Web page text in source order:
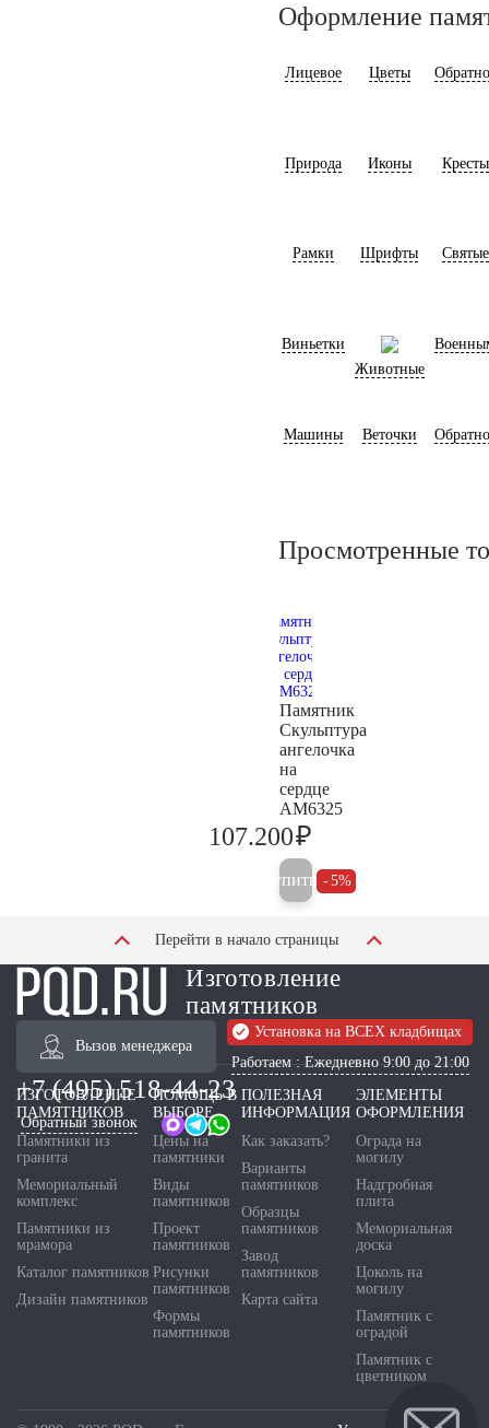
Оформление
Лицевое Цветы
Природа Иконы Кресты
Рамки Шрифты Святые
Виньетки
Животные
Машины Веточки
Просмотренные
Памятник
Скульптура
ангелочка
на
сердце
AM6325
107.200₽
Купить 5%
Перейти в начало страницы
Изготовление
памятников
Вызов менеджера
Установка на ВСЕХ кладбищах
Работаем : Ежедневно 9:00 до 21:00
+7 (495) 518-44-23
Обратный звонок
ИЗГОТОВЛЕНИЕ
ПАМЯТНИКОВ
Памятники из
гранита
Мемориальный
комплекс
Памятники из
мрамора
Каталог памятников
Дизайн памятников
ПОМОЩЬ В
ВЫБОРЕ
Цены на
памятники
Виды
памятников
Проект
памятников
Рисунки
памятников
Формы
памятников
ПОЛЕЗНАЯ
ИНФОРМАЦИЯ
Как заказать?
Варианты
памятников
Образцы
памятников
Завод
памятников
Карта сайта
ЭЛЕМЕНТЫ
ОФОРМЛЕНИЯ
Ограда на
могилу
Надгробная
плита
Мемориальная
доска
Цоколь на
могилу
Памятник с
оградой
Памятник с
цветником